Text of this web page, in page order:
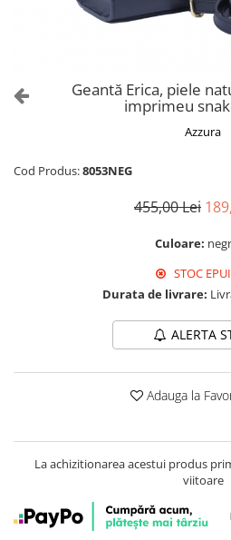
Genți Albe
Genți Bleumarin
Genți Roșii
Geantă Erica, piele
imprimeu
Azzura
Cod Produs:8053NEG
455,00 Lei
Culoare:
STOC
Durata de livrare:
ALERTA
Adauga la
La achizitionarea acestui produs
viitoare